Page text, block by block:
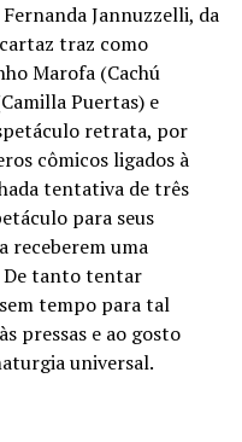
Jannuzzelli, da
traz como
Marofa (Cachú
Puertas) e
retrata, por
cômicos ligados à
tentativa de três
para seus
receberem uma
De tanto tentar
tempo para tal
pressas e ao gosto
universal.